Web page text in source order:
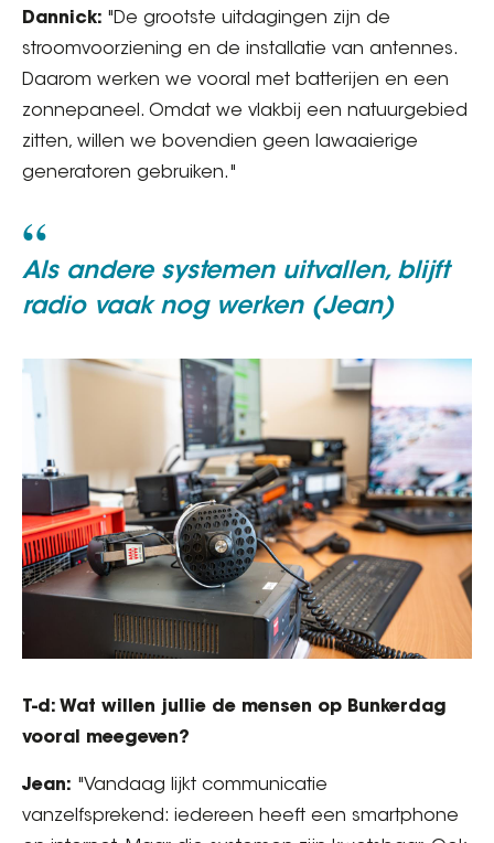
Dannick: "De grootste uitdagingen zijn de
stroomvoorziening en de installatie van antennes.
Daarom werken we vooral met batterijen en een
zonnepaneel. Omdat we vlakbij een natuurgebied
zitten, willen we bovendien geen lawaaierige
generatoren gebruiken."
Als andere systemen uitvallen, blijft
radio vaak nog werken (Jean)
T-d: Wat willen jullie de mensen op Bunkerdag
vooral meegeven?
Jean: "Vandaag lijkt communicatie
vanzelfsprekend: iedereen heeft een smartphone